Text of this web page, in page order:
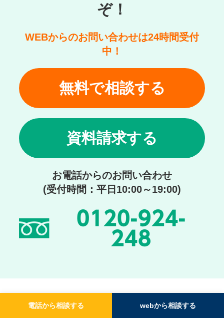
ぞ！
WEBからのお問い合わせは24時間受付
中！
無料で相談する
資料請求する
お電話からのお問い合わせ
(受付時間：平日10:00～19:00)
0120-924-
248
電話から相談する webから相談する